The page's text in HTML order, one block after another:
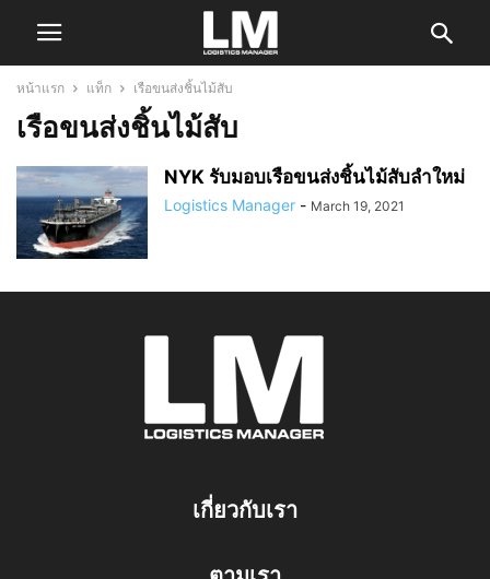
หน้าแรก แท็ก เรือขนส่งชิ้นไม้สับ
เรือขนส่งชิ้นไม้สับ
NYK รับมอบเรือขนส่งชิ้นไม้สับลำใหม่
Logistics Manager - March 19, 2021
เกี่ยวกับเรา